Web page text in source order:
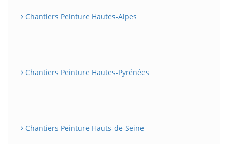
Chantiers Peinture Hautes-Alpes
Chantiers Peinture Hautes-Pyrénées
Chantiers Peinture Hauts-de-Seine